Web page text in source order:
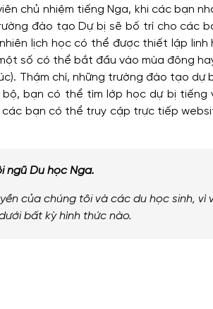
chủ nhiệm tiếng Nga, khi các bạn
đào tạo Dự bị sẽ bố trí cho các
lịch học có thể được thiết lập
số có thể bắt đầu vào mùa đông
Thậm chí, những trường đào tạo dự
bạn có thể tìm lớp học dự bị tiếng
bạn có thể truy cập trực tiếp
ngũDu học Nga.
của chúng tôi và các du học sinh, vì
ưới bất kỳ hình thức nào.